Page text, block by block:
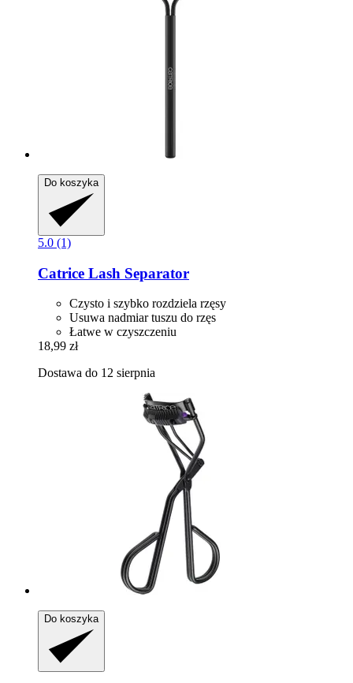
Do koszyka
5.0 (1)
Catrice Lash Separator
Czysto i szybko rozdziela rzęsy
Usuwa nadmiar tuszu do rzęs
Łatwe w czyszczeniu
18,99 zł
Dostawa do 12 sierpnia
Do koszyka